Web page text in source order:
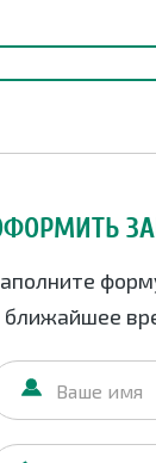
ближайшее